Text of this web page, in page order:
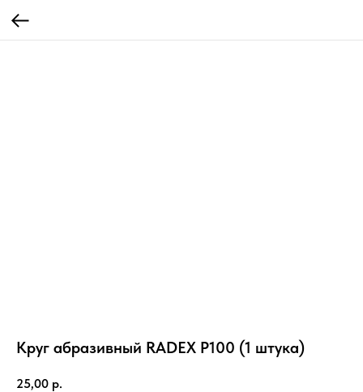
Круг абразивный RADEX P100 (1 штука)
25,00 р.